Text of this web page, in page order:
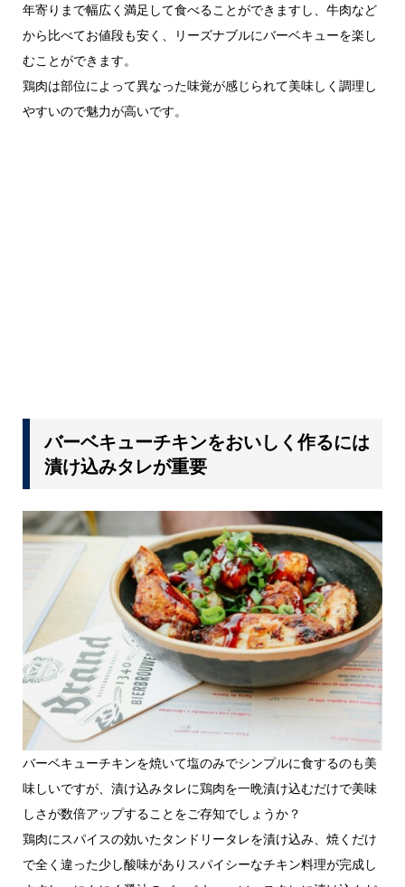
年寄りまで幅広く満足して食べることができますし、牛肉など
から比べてお値段も安く、リーズナブルにバーベキューを楽し
むことができます。
鶏肉は部位によって異なった味覚が感じられて美味しく調理し
やすいので魅力が高いです。
バーベキューチキンをおいしく作るには
漬け込みタレが重要
バーベキューチキンを焼いて塩のみでシンプルに食するのも美
味しいですが、漬け込みタレに鶏肉を一晩漬け込むだけで美味
しさが数倍アップすることをご存知でしょうか？
鶏肉にスパイスの効いたタンドリータレを漬け込み、焼くだけ
で全く違った少し酸味がありスパイシーなチキン料理が完成し